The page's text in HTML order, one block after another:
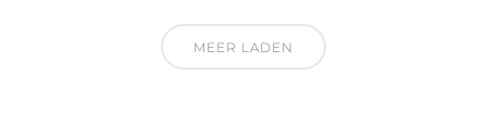
MEER LADEN